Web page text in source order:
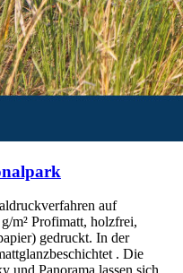
auf
m² Profimatt, holzfrei,
gedruckt. In der
. Die